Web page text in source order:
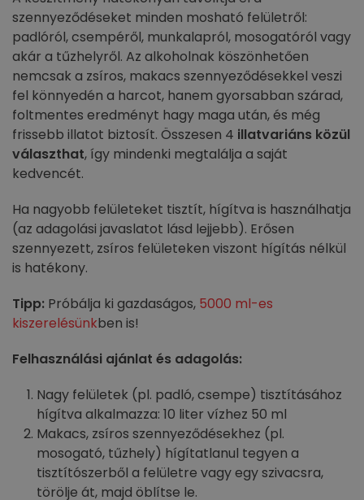
szennyeződéseket minden mosható felületről:
padlóról, csempéről, munkalapról, mosogatóról vagy
akár a tűzhelyről. Az alkoholnak köszönhetően
nemcsak a zsíros, makacs szennyeződésekkel veszi
fel könnyedén a harcot, hanem gyorsabban szárad,
foltmentes eredményt hagy maga után, és még
frissebb illatot biztosít. Összesen 4 illatvariáns közül
választhat, így mindenki megtalálja a saját
kedvencét.
Ha nagyobb felületeket tisztít, hígítva is használhatja
(az adagolási javaslatot lásd lejjebb). Erősen
szennyezett, zsíros felületeken viszont hígítás nélkül
is hatékony.
Tipp: Próbálja ki gazdaságos, 5000 ml-es
kiszerelésünkben is!
Felhasználási ajánlat és adagolás:
Nagy felületek (pl. padló, csempe) tisztításához
hígítva alkalmazza: 10 liter vízhez 50 ml
Makacs, zsíros szennyeződésekhez (pl.
mosogató, tűzhely) hígítatlanul tegyen a
tisztítószerből a felületre vagy egy szivacsra,
törölje át, majd öblítse le.